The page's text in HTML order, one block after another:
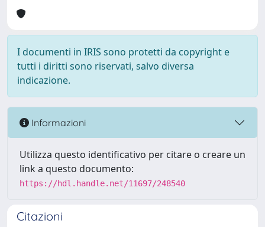
I documenti in IRIS sono protetti da copyright e
tutti i diritti sono riservati, salvo diversa
indicazione.
Informazioni
Utilizza questo identificativo per citare o creare un
link a questo documento:
https://hdl.handle.net/11697/248540
Citazioni